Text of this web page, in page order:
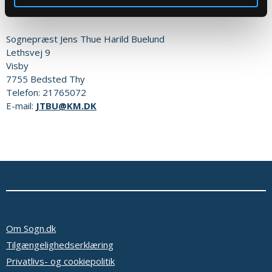
Eller til:
Sognepræst Jens Thue Harild Buelund
Lethsvej 9
Visby
7755 Bedsted Thy
Telefon: 21765072
E-mail: JTBU@KM.DK
Om Sogn.dk
Tilgængelighedserklæring
Privatlivs- og cookiepolitik